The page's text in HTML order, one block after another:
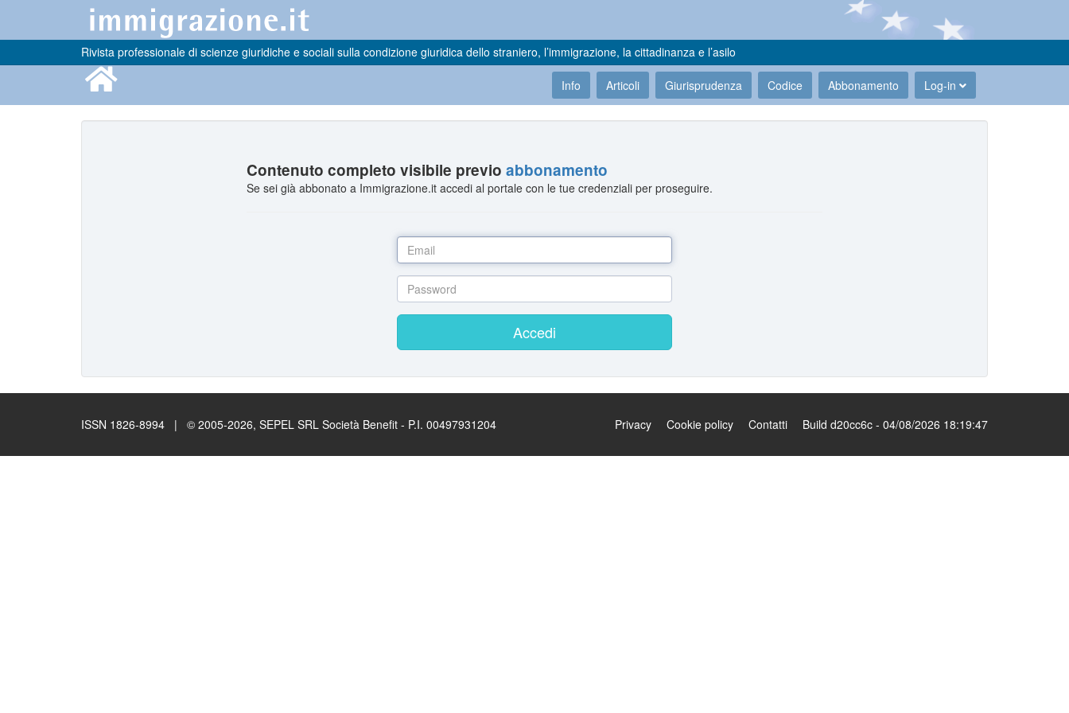
Rivista professionale di scienze giuridiche e sociali sulla condizione giuridica dello straniero, l’immigrazione, la cittadinanza e l’asilo
Info Articoli Giurisprudenza Codice Abbonamento Log-in
Contenuto completo visibile previoabbonamento
Se sei già abbonato a Immigrazione.it accedi al portale con le tue credenziali per proseguire.
Accedi
ISSN 1826-8994 | © 2005-2026, SEPEL SRL Società Benefit - P.I. 00497931204 Privacy Cookie policy Contatti Build d20cc6c - 04/08/2026 18:19:47